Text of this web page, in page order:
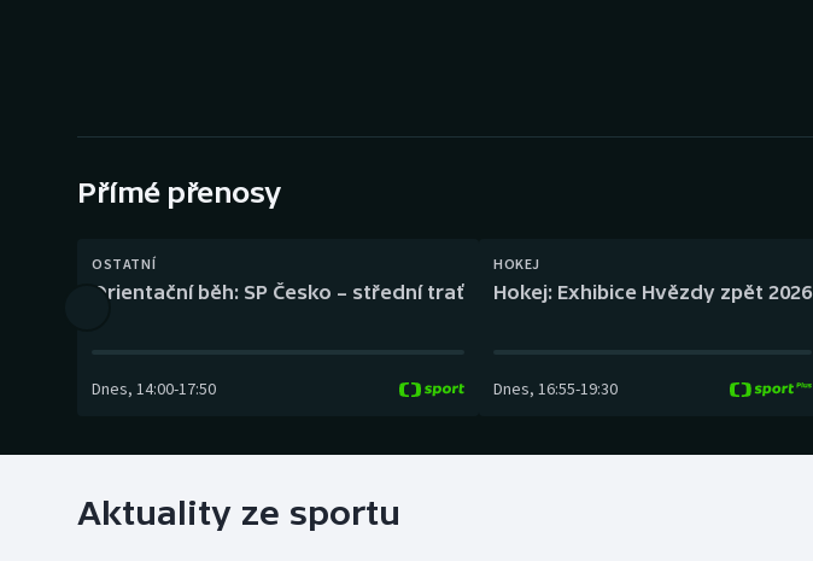
Gymnastika Plážový volejbal
Přímé přenosy
OSTATNÍ
Orientační běh: SP Česko – střední trať
Dnes, 14:00-17:50
HOKEJ
Hokej: Exhibice Hvězdy zpět 2026
Dnes, 16:55-19:30
Aktuality ze sportu